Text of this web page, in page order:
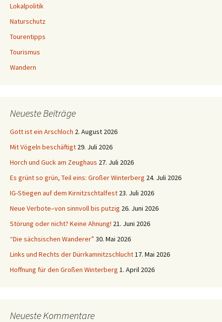
Lokalpolitik
Naturschutz
Tourentipps
Tourismus
Wandern
Neueste Beiträge
Gott ist ein Arschloch 2. August 2026
Mit Vögeln beschäftigt 29. Juli 2026
Horch und Guck am Zeughaus 27. Juli 2026
Es grünt so grün, Teil eins: Großer Winterberg 24. Juli 2026
IG-Stiegen auf dem Kirnitzschtalfest 23. Juli 2026
Neue Verbote–von sinnvoll bis putzig 26. Juni 2026
Störung oder nicht? Keine Ahnung! 21. Juni 2026
“Die sächsischen Wanderer” 30. Mai 2026
Links und Rechts der Dürrkamnitzschlucht17. Mai 2026
Hoffnung für den Großen Winterberg 1. April 2026
Neueste Kommentare